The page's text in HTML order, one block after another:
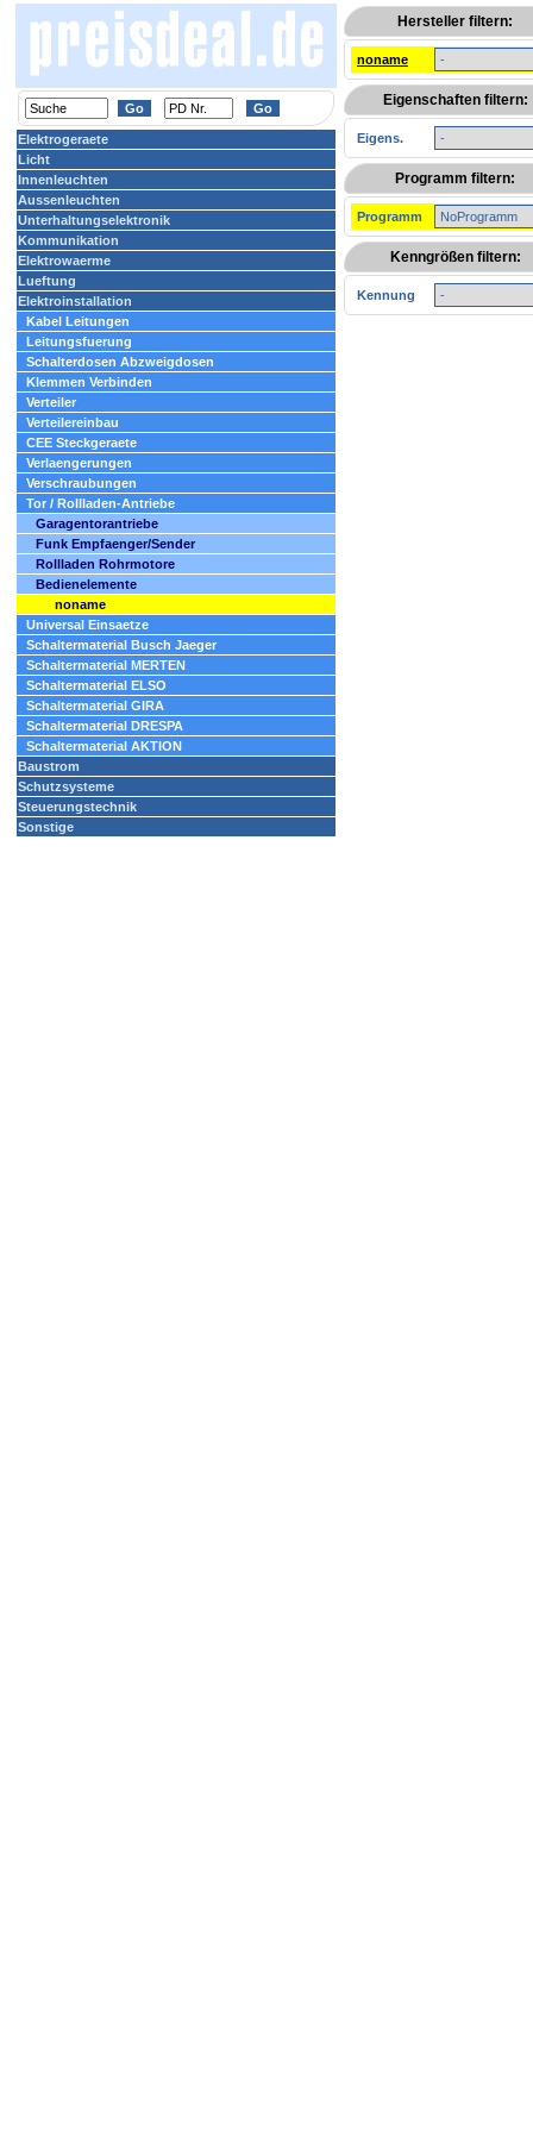
Elektrogeraete
Licht
Innenleuchten
Aussenleuchten
Unterhaltungselektronik
Kommunikation
Elektrowaerme
Lueftung
Elektroinstallation
Kabel Leitungen
Leitungsfuerung
Schalterdosen Abzweigdosen
Klemmen Verbinden
Verteiler
Verteilereinbau
CEE Steckgeraete
Verlaengerungen
Verschraubungen
Tor / Rollladen-Antriebe
Garagentorantriebe
Funk Empfaenger/Sender
Rollladen Rohrmotore
Bedienelemente
noname
Universal Einsaetze
Schaltermaterial Busch Jaeger
Schaltermaterial MERTEN
Schaltermaterial ELSO
Schaltermaterial GIRA
Schaltermaterial DRESPA
Schaltermaterial AKTION
Baustrom
Schutzsysteme
Steuerungstechnik
Sonstige
Hersteller filtern:
noname
Eigenschaften filtern:
Eigens.
Programm filtern:
Programm
Kenngrößen filtern:
Kennung